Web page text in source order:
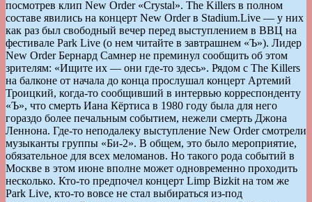
посмотрев клип New Order «Crystal». The Killers в полном
составе явились на концерт New Order в Stadium.Live — у них
как раз был свободный вечер перед выступлением в ВВЦ на
фестивале Park Live (о нем читайте в завтрашнем «Ъ»). Лидер
New Order Бернард Самнер не преминул сообщить об этом
зрителям: «Ищите их — они где-то здесь». Рядом с The Killers
на балконе от начала до конца прослушал концерт Артемий
Троицкий, когда-то сообщивший в интервью корреспонденту
«Ъ», что смерть Иана Кёртиса в 1980 году была для него
гораздо более печальным событием, нежели смерть Джона
Леннона. Где-то неподалеку выступление New Order смотрели
музыканты группы «Би-2». В общем, это было мероприятие,
обязательное для всех меломанов. Но такого рода событий в
Москве в этом июне вполне может одновременно проходить
несколько. Кто-то предпочел концерт Limp Bizkit на том же
Park Live, кто-то вовсе не стал выбираться из-под